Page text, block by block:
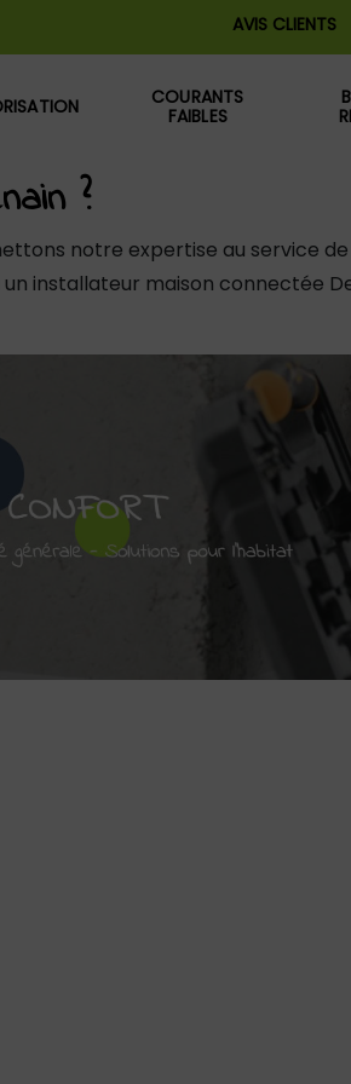
AVIS CLIENTS
COURANTS
FAIBLES
?
notre expertise au service
installateur maison connectée